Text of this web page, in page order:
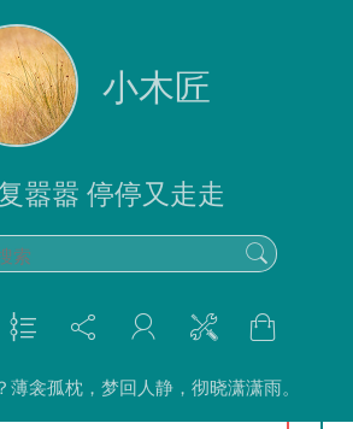
小木匠
嚣嚣 停停又走走
衾孤枕，梦回人静，彻晓潇潇雨。